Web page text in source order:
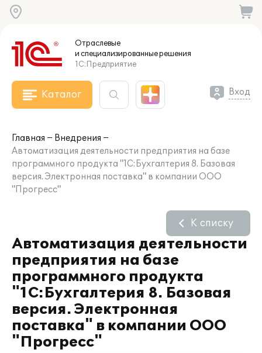
Отраслевые
и специализированныерешения
1С:Предприятие
Каталог Вход
Главная
Внедрения
Автоматизация деятельности предприятия на базе
программного продукта "1С:Бухгалтерия 8. Базовая
версия. Электронная поставка" в компании ООО
"Прогресс"
Автоматизация деятельности
предприятия на базе
программного продукта
"1С:Бухгалтерия 8. Базовая
версия. Электронная
поставка" в компании ООО
"Прогресс"
К списку